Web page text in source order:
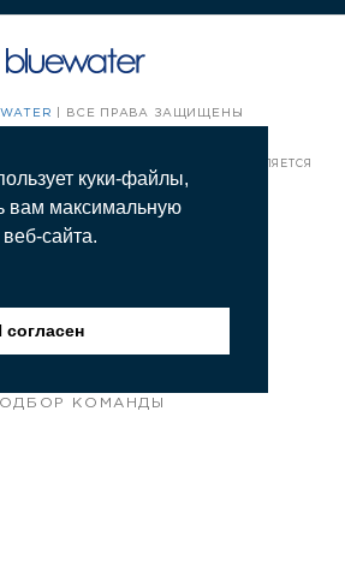
куки-файлы,
вам максимальную
сайта.
согласен
| ВСЕ ПРАВА ЗАЩИЩЕНЫ
И ПУБЛИЧНОЙ ОФЕРТОЙ НЕ ЯВЛЯЕТСЯ
И ПРОДАЖА ЯХТ
ЭКИПАЖА
КОМАНДЫ